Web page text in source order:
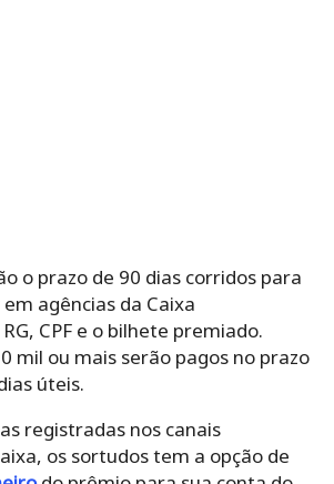
o prazo de 90 dias corridos para
agências da Caixa
CPF e o bilhete premiado.
mil ou mais serão pagos no prazo
úteis.
registradas nos canais
os sortudos tem a opção de